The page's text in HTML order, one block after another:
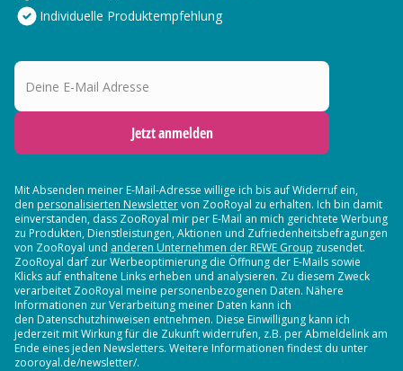
Individuelle Produktempfehlung
Deine E-Mail Adresse
Jetzt anmelden
Mit Absenden meiner E-Mail-Adresse willige ich bis auf Widerruf ein,
den personalisierten Newslettervon ZooRoyal zu erhalten. Ich bin damit
einverstanden, dass ZooRoyal mir per E-Mail an mich gerichtete Werbung
zu Produkten, Dienstleistungen, Aktionen und Zufriedenheitsbefragungen
von ZooRoyal und anderen Unternehmen der REWE Group zusendet.
ZooRoyal darf zur Werbeoptimierung die Öffnung der E-Mails sowie
Klicks auf enthaltene Links erheben und analysieren. Zu diesem Zweck
verarbeitet ZooRoyal meine personenbezogenen Daten. Nähere
Informationen zur Verarbeitung meiner Daten kann ich
den Datenschutzhinweisen entnehmen. Diese Einwilligung kann ich
jederzeit mit Wirkung für die Zukunft widerrufen, z.B. per Abmeldelink am
Ende eines jeden Newsletters. Weitere Informationen findest du unter
zooroyal.de/newsletter/.